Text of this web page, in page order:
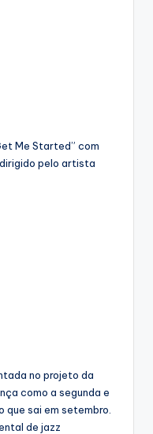
Me Started” com
pelo artista
no projeto da
como a segunda e
sai em setembro.
de jazz